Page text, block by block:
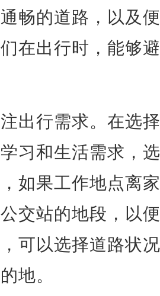
畅的道路，以及
在出行时，能够
出行需求。在选
习和生活需求，
如果工作地点离
交站的地段，以
可以选择道路状
地。